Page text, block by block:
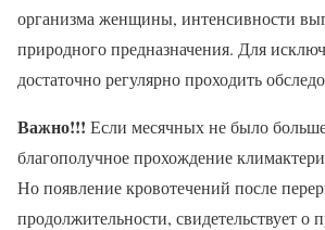
организма женщины, интенсивности
природного предназначения. Для
достаточно регулярно проходить
Важно!!! Если месячных не было больше
благополучное прохождение
Но появление кровотечений после
продолжительности, свидетельствует о